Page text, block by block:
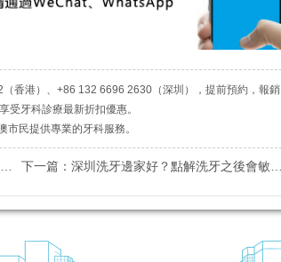
香港）、+86 132 6696 2630（深圳），提前預約，報銷
受牙科診療最新折扣優惠。
民提供專業的牙科服務。
下一篇： 深圳洗牙邊家好？點解洗牙之後會敏感？